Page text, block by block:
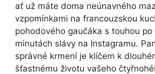
ať už máte doma neúnavného
vzpomínkami na francouzskou
pohodového gaučáka s touhou
minutách slávy na Instagramu.
správné krmení je klíčem k
šťastnému životu vašeho